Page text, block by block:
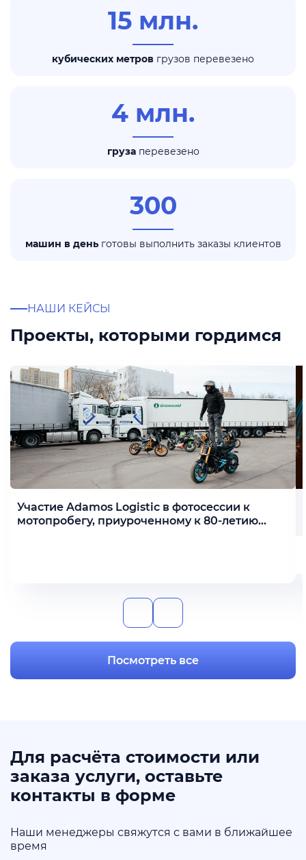
15 млн.
кубических метров грузов перевезено
4 млн.
грузаперевезено
300
машин в деньготовы выполнить заказы клиентов
НАШИ КЕЙСЫ
Проекты, которыми гордимся
Участие Adamos Logistic в фотосессии к
мотопробегу, приуроченному к 80-летию
Посмотреть все
Для расчёта стоимости или
заказа услуги, оставьте
контакты в форме
Наши менеджеры свяжутся с вами в ближайшее
время